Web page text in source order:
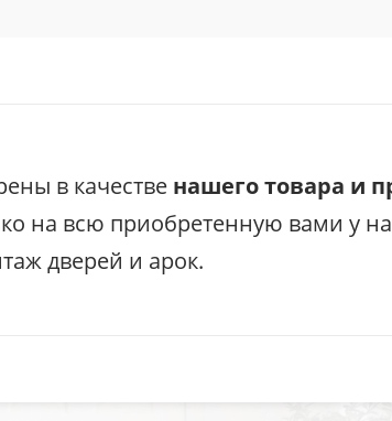
в качестве нашего товара и
на всю приобретенную вами у
дверей и арок.